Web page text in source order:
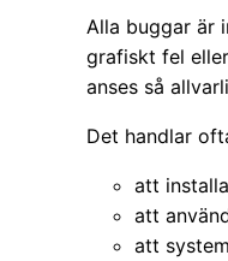
Alla buggar är
grafiskt fel
anses så
Det handlar
att
att
att